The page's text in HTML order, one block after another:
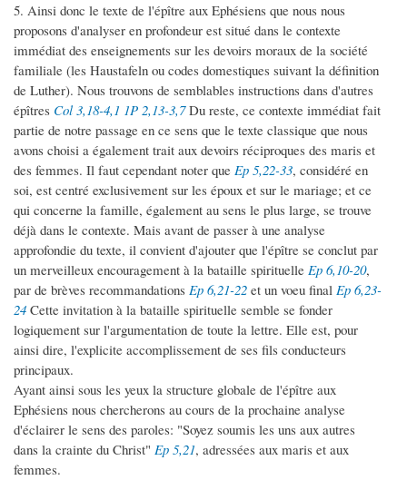
5. Ainsi donc le texte de l'épître aux Ephésiens que nous nous
proposons d'analyser en profondeur est situé dans le contexte
immédiat des enseignements sur les devoirs moraux de la société
familiale (les Haustafeln ou codes domestiques suivant la définition
de Luther). Nous trouvons de semblables instructions dans d'autres
épîtres Col 3,18-4,1 1P 2,13-3,7Du reste, ce contexte immédiat fait
partie de notre passage en ce sens que le texte classique que nous
avons choisi a également trait aux devoirs réciproques des maris et
des femmes. Il faut cependant noter que Ep 5,22-33, considéré en
soi, est centré exclusivement sur les époux et sur le mariage; et ce
qui concerne la famille, également au sens le plus large, se trouve
déjà dans le contexte. Mais avant de passer à une analyse
approfondie du texte, il convient d'ajouter que l'épître se conclut par
un merveilleux encouragement à la bataille spirituelle Ep 6,10-20,
par de brèves recommandations Ep 6,21-22 et un voeu final Ep 6,23-
24 Cette invitation à la bataille spirituelle semble se fonder
logiquement sur l'argumentation de toute la lettre. Elle est, pour
ainsi dire, l'explicite accomplissement de ses fils conducteurs
principaux.
Ayant ainsi sous les yeux la structure globale de l'épître aux
Ephésiens nous chercherons au cours de la prochaine analyse
d'éclairer le sens des paroles: "Soyez soumis les uns aux autres
dans la crainte du Christ" Ep 5,21, adressées aux maris et aux
femmes.